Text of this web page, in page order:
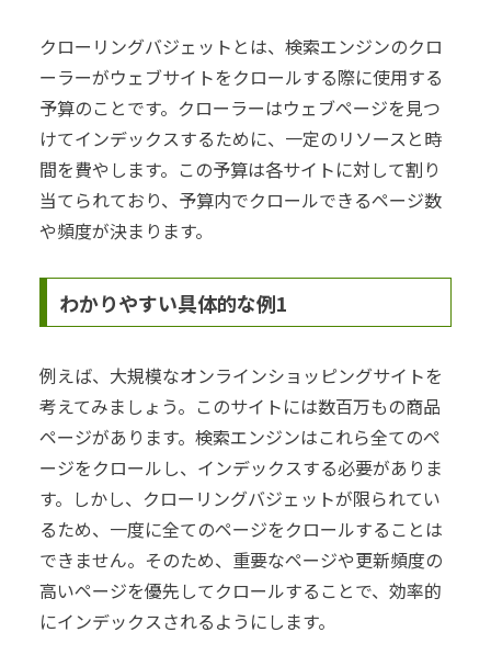
クローリングバジェットとは、検索エンジンのクロ
ーラーがウェブサイトをクロールする際に使用する
予算のことです。クローラーはウェブページを見つ
けてインデックスするために、一定のリソースと時
間を費やします。この予算は各サイトに対して割り
当てられており、予算内でクロールできるページ数
や頻度が決まります。
わかりやすい具体的な例1
例えば、大規模なオンラインショッピングサイトを
考えてみましょう。このサイトには数百万もの商品
ページがあります。検索エンジンはこれら全てのペ
ージをクロールし、インデックスする必要がありま
す。しかし、クローリングバジェットが限られてい
るため、一度に全てのページをクロールすることは
できません。そのため、重要なページや更新頻度の
高いページを優先してクロールすることで、効率的
にインデックスされるようにします。